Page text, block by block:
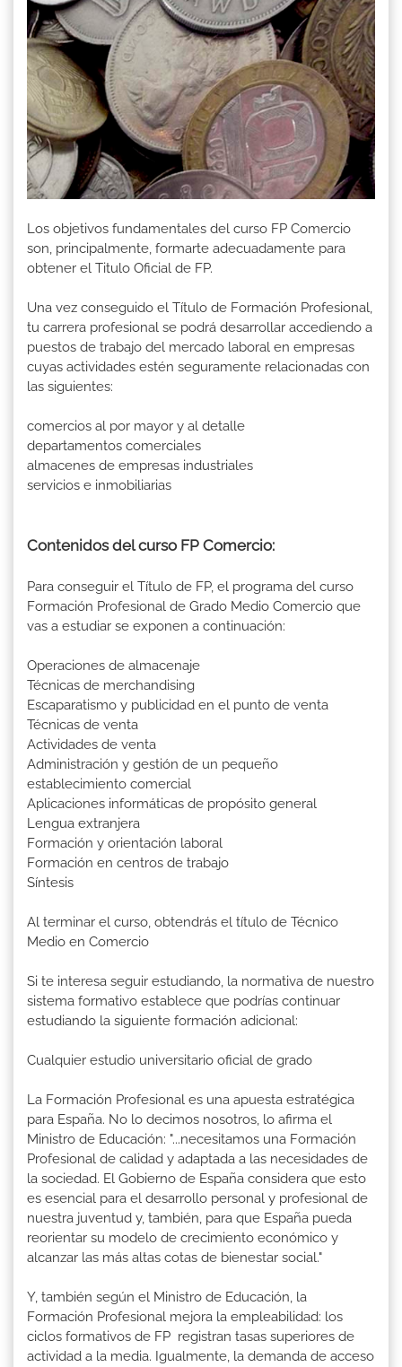
Los objetivos fundamentales del curso FP Comercio
son, principalmente, formarte adecuadamente para
obtener el Titulo Oficial de FP.
Una vez conseguido el Título de Formación Profesional,
tu carrera profesional se podrá desarrollar accediendo a
puestos de trabajo del mercado laboral en empresas
cuyas actividades estén seguramente relacionadas con
las siguientes:
comercios al por mayor y al detalle
departamentos comerciales
almacenes de empresas industriales
servicios e inmobiliarias
Contenidos del curso FP Comercio:
Para conseguir el Título de FP, el programa del curso
Formación Profesional de Grado Medio Comercio que
vas a estudiar se exponen a continuación:
Operaciones de almacenaje
Técnicas de merchandising
Escaparatismo y publicidad en el punto de venta
Técnicas de venta
Actividades de venta
Administración y gestión de un pequeño
establecimiento comercial
Aplicaciones informáticas de propósito general
Lengua extranjera
Formación y orientación laboral
Formación en centros de trabajo
Síntesis
Al terminar el curso, obtendrás el título de Técnico
Medio en Comercio
Si te interesa seguir estudiando, la normativa de nuestro
sistema formativo establece que podrías continuar
estudiando la siguiente formación adicional:
Cualquier estudio universitario oficial de grado
La Formación Profesional es una apuesta estratégica
para España. No lo decimos nosotros, lo afirma el
Ministro de Educación: "...necesitamos una Formación
Profesional de calidad y adaptada a las necesidades de
la sociedad. El Gobierno de España considera que esto
es esencial para el desarrollo personal y profesional de
nuestra juventud y, también, para que España pueda
reorientar su modelo de crecimiento económico y
alcanzar las más altas cotas de bienestar social."
Y, también según el Ministro de Educación, la
Formación Profesional mejora la empleabilidad: los
ciclos formativos de FP registran tasas superiores de
actividad a la media. Igualmente, la demanda de acceso